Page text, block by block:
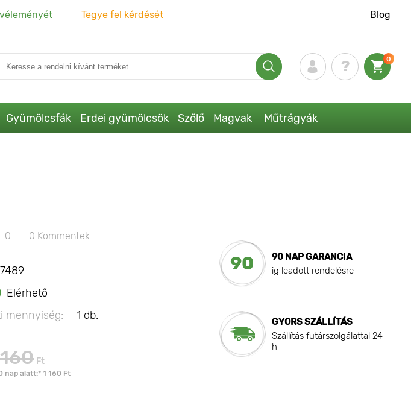
Tegye fel kérdését Blog
0
Gyümölcsfák Erdei gyümölcsök Szőlő Magvak Műtrágyák
0 0 Kommentek
Elérhető
mennyiség:
1 db.
Ft
nap alatt:* 1 160 Ft
90
90 NAP GARANCIA
ig leadott rendelésre
GYORS SZÁLLÍTÁS
Szállítás futárszolgálattal 24
h